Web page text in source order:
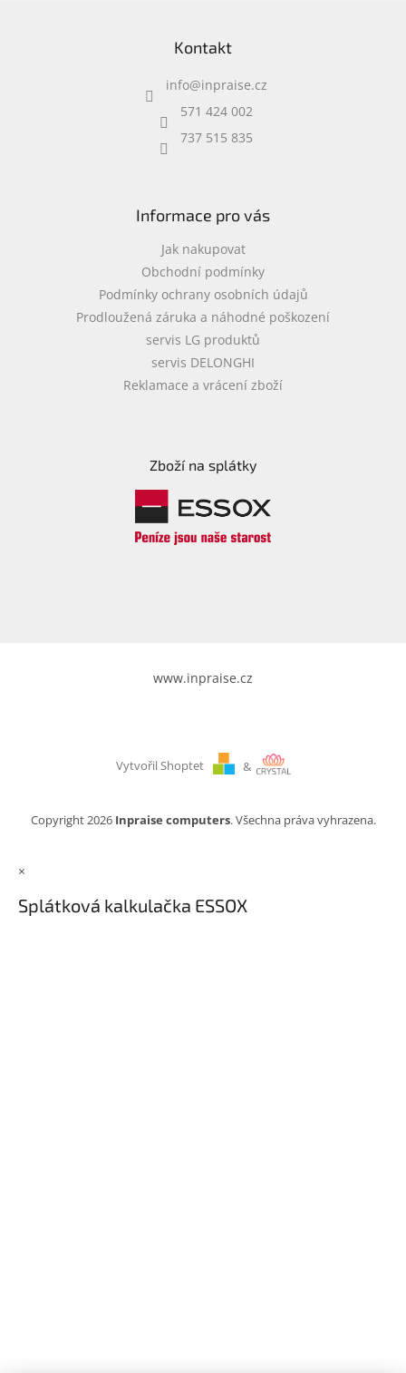
Kontakt
info@inpraise.cz
571 424 002
737 515 835
Informace pro vás
Jak nakupovat
Obchodní podmínky
Podmínky ochrany osobních údajů
Prodloužená záruka a náhodné poškození
servis LG produktů
servis DELONGHI
Reklamace a vrácení zboží
Zboží na splátky
www.inpraise.cz
Vytvořil Shoptet &
Copyright 2026 Inpraise computers. Všechna práva vyhrazena.
×
Splátková kalkulačka ESSOX